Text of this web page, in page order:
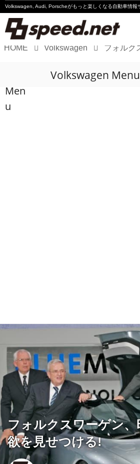
Volkswagen, Audi, Porscheがもっと楽しくなる自動車情報
Audi
HOME Volkswagen
Men
u
Volkswagen Menu
フォルクスワーゲン、
欲を見せつける!